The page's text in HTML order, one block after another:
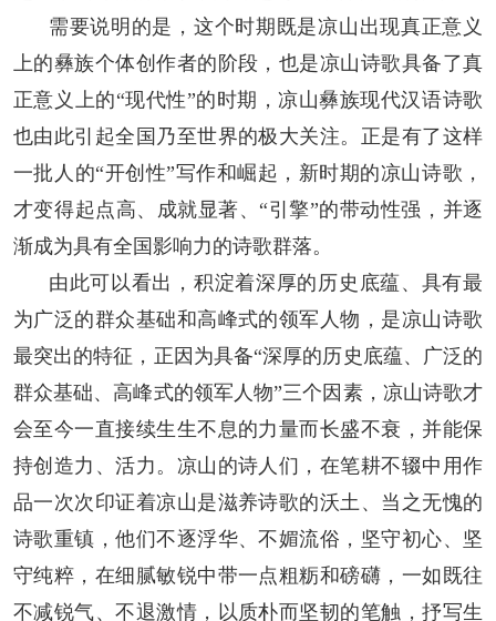
需要说明的是，这个时期既是凉山出现真正意义
上的彝族个体创作者的阶段，也是凉山诗歌具备了真
正意义上的“现代性”的时期，凉山彝族现代汉语诗歌
也由此引起全国乃至世界的极大关注。正是有了这样
一批人的“开创性”写作和崛起，新时期的凉山诗歌，
才变得起点高、成就显著、“引擎”的带动性强，并逐
渐成为具有全国影响力的诗歌群落。
由此可以看出，积淀着深厚的历史底蕴、具有最
为广泛的群众基础和高峰式的领军人物，是凉山诗歌
最突出的特征，正因为具备“深厚的历史底蕴、广泛的
群众基础、高峰式的领军人物”三个因素，凉山诗歌才
会至今一直接续生生不息的力量而长盛不衰，并能保
持创造力、活力。凉山的诗人们，在笔耕不辍中用作
品一次次印证着凉山是滋养诗歌的沃土、当之无愧的
诗歌重镇，他们不逐浮华、不媚流俗，坚守初心、坚
守纯粹，在细腻敏锐中带一点粗粝和磅礴，一如既往
不减锐气、不退激情，以质朴而坚韧的笔触，抒写生